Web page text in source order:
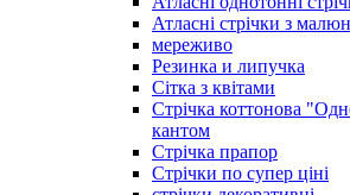
Атласні стрічки з
мереживо
Резинка и липучка
Сітка з квітами
Стрічка коттонова
кантом
Стрічка прапор
Стрічки по супер ціні